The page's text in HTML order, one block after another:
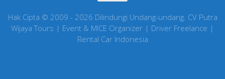
Hak Cipta © 2009 - 2026 Dilindungi Undang-undang. CV Putra
Wijaya Tours | Event & MICE Organizer | Driver Freelance |
Rental Car Indonesia